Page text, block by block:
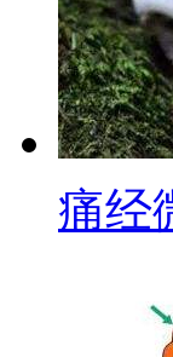
痛经